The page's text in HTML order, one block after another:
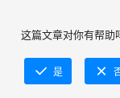
这篇文章对你有帮助
是